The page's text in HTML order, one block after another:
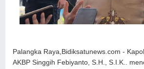
Palangka Raya,Bidiksatunews.com -
AKBP Singgih Febiyanto, S.H., S.I.K..